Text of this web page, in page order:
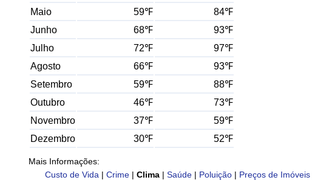
Maio
59℉
84℉
Junho
68℉
93℉
Julho
72℉
97℉
Agosto
66℉
93℉
Setembro
59℉
88℉
Outubro
46℉
73℉
Novembro
37℉
59℉
Dezembro
30℉ 52℉
Mais Informações:
Custo de Vida | Crime | Clima | Saúde | Poluição | Preços de Imóveis